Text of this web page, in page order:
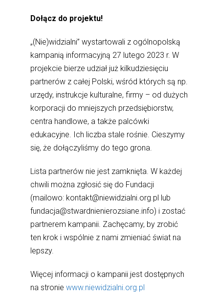
Dołącz do projektu!
„(Nie)widzialni” wystartowali z ogólnopolską
kampanią informacyjną 27 lutego 2023 r. W
projekcie bierze udział już kilkudziesięciu
partnerów z całej Polski, wśród których są np.
urzędy, instrukcje kulturalne, firmy – od dużych
korporacji do mniejszych przedsiębiorstw,
centra handlowe, a także palcówki
edukacyjne. Ich liczba stale rośnie. Cieszymy
się, że dołączyliśmy do tego grona.
Lista partnerów nie jest zamknięta. W każdej
chwili można zgłosić się do Fundacji
(mailowo: kontakt@niewidzialni.org.pl lub
fundacja@stwardnienierozsiane.info) i zostać
partnerem kampanii. Zachęcamy, by zrobić
ten krok i wspólnie z nami zmieniać świat na
lepszy.
Więcej informacji o kampanii jest dostępnych
na stroniewww.niewidzialni.org.pl